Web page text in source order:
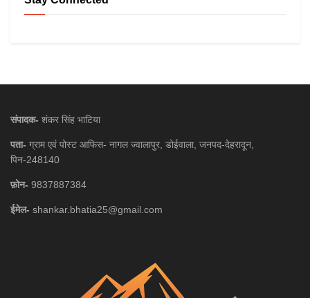
संपादक- शंकर सिंह भाटिया
पता- ग्राम एवं पोस्ट आफिस- नागल ज्वालापुर, डोईवाला, जनपद-देहरादून,
पिन-248140
फ़ोन- 9837887384
ईमेल- shankar.bhatia25@gmail.com